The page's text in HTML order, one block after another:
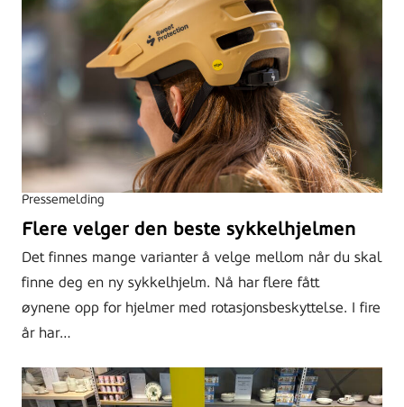
Pressemelding
Flere velger den beste sykkelhjelmen
Det finnes mange varianter å velge mellom når du skal
finne deg en ny sykkelhjelm. Nå har flere fått
øynene opp for hjelmer med rotasjonsbeskyttelse. I fire
år har…